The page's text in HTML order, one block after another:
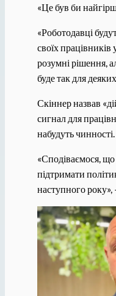
«Це був би
«Роботодавці
своїх
розумні рішення,
буде так для
Скіннер назвав
сигнал для
набудуть чинності.
«Сподіваємося,
підтримати
наступного року»,